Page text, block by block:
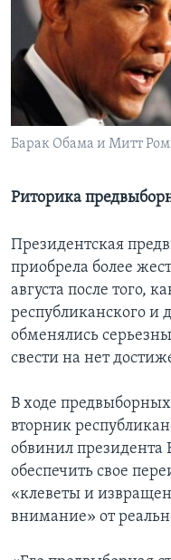
Learning English
СОЦИАЛЬНЫЕ СЕТИ
Барак Обама и Митт
Риторика
Президентская
приобрела более
августа после того,
республиканского и
обменялись
свести на нет
В ходе
вторник
обвинил
обеспечить свое
«клеветы и
внимание» от